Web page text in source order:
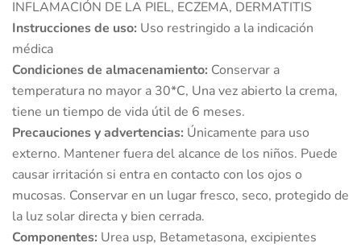
INFLAMACIÓN DE LA PIEL, ECZEMA, DERMATITIS
Instrucciones de uso: Uso restringido a la indicación
médica
Condiciones de almacenamiento: Conservar a
temperatura no mayor a 30*C, Una vez abierto la crema,
tiene un tiempo de vida útil de 6 meses.
Precauciones y advertencias: Únicamente para uso
externo. Mantener fuera del alcance de los niños. Puede
causar irritación si entra en contacto con los ojos o
mucosas. Conservar en un lugar fresco, seco, protegido de
la luz solar directa y bien cerrada.
Componentes: Urea usp, Betametasona, excipientes